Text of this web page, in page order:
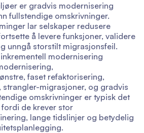
er gradvis modernisering
fullstendige omskrivninger.
lar selskaper redusere
å levere funksjoner, validere
unngå storstilt migrasjonsfeil.
modernisering
faset refaktorisering,
migrasjoner, og gradvis
omskrivninger er typisk det
de krever stor
lange tidslinjer og betydelig